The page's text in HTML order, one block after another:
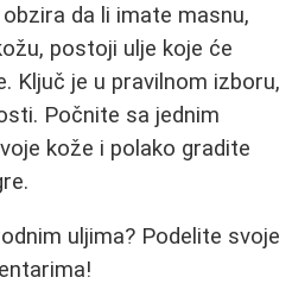
da li imate masnu,
postoji ulje koje će
Ključ je u pravilnom izboru,
Počnite sa jednim
kože i polako gradite
uljima? Podelite svoje